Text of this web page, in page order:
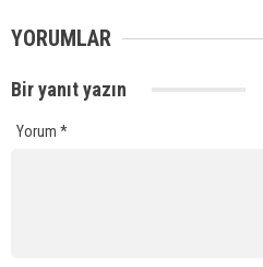
YORUMLAR
Bir yanıt yazın
Yorum *